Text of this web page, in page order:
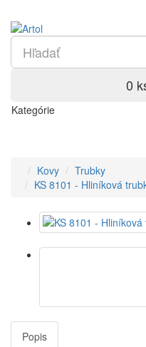
0
Kategórie
Kovy
Trubky
KS 8101 - Hliníková
Popis